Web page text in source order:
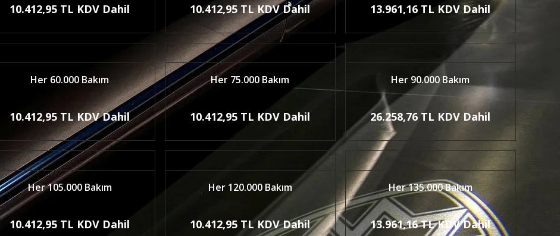
10.412,95 TL KDV Dahil 10.412,95 TL KDV Dahil 13.961,16 TL KDV Dahil
Her 60.000 Bakım
10.412,95 TL KDV Dahil
Her 75.000 Bakım
10.412,95 TL KDV Dahil
Her 90.000 Bakım
26.258,76 TL KDV Dahil
Her 105.000 Bakım
10.412,95 TL KDV Dahil
Her 120.000 Bakım
10.412,95 TL KDV Dahil
Her 135.000 Bakım
13.961,16 TL KDV Dahil